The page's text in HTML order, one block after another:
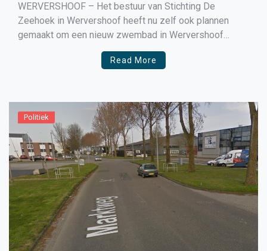
WERVERSHOOF – Het bestuur van Stichting De
Zeehoek in Wervershoof heeft nu zelf ook plannen
gemaakt om een nieuw zwembad in Wervershoof
mogelijk te maken. Door de coronacrisis en de
financiële crisis die de gemeenten in Nederland in de
Read More
Politiek